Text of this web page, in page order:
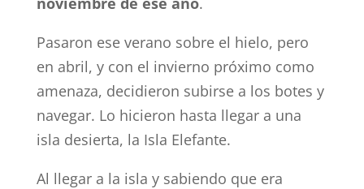
Pasaron ese verano sobre el hielo, pero
en abril, y con el invierno próximo como
amenaza, decidieron subirse a los botes y
navegar. Lo hicieron hasta llegar a una
isla desierta, la Isla Elefante.
Al llegar a la isla y sabiendo que era